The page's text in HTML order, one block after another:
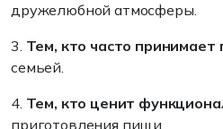
дружелюбной атмосферы.
3. Тем, кто часто принимает
семьей.
4. Тем, кто ценит
приготовления пищи.